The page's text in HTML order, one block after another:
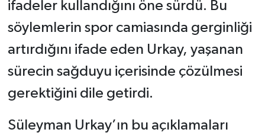
ifadeler kullandığını öne sürdü. Bu
söylemlerin spor camiasında gerginliği
artırdığını ifade eden Urkay, yaşanan
sürecin sağduyu içerisinde çözülmesi
gerektiğini dile getirdi.
Süleyman Urkay’ın bu açıklamaları